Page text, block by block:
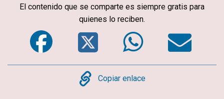
El contenido que se comparte es siempre gratis para
quienes lo reciben.
Facebook
Twitter
Copy
Copiar enlace